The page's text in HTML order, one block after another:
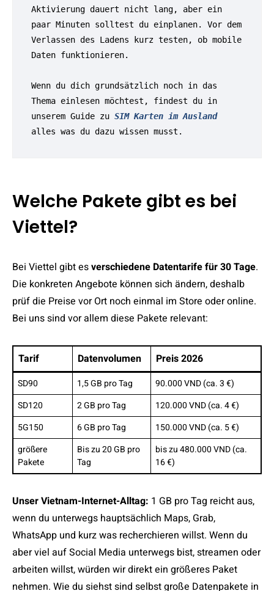
Aktivierung dauert nicht lang, aber ein
paar Minuten solltest du einplanen. Vor dem
Verlassen des Ladens kurz testen, ob mobile
Daten funktionieren.
Wenn du dich grundsätzlich noch in das
Thema einlesen möchtest, findest du in
unserem Guide zu SIM Karten im Ausland
alles was du dazu wissen musst.
Welche Pakete gibt es bei
Viettel?
Bei Viettel gibt esverschiedene Datentarife für 30 Tage.
Die konkreten Angebote können sich ändern, deshalb
prüf die Preise vor Ort noch einmal im Store oder online.
Bei uns sind vor allem diese Pakete relevant:
Tarif Datenvolumen Preis 2026
SD90 1,5 GB pro Tag
90.000 VND (ca. 3 €)
SD120
2 GB pro Tag
120.000 VND (ca. 4 €)
5G150
6 GB pro Tag
150.000 VND (ca. 5 €)
größere
Pakete
Bis zu 20 GB pro
Tag
bis zu 480.000 VND (ca.
16 €)
Unser Vietnam-Internet-Alltag: 1 GB pro Tag reicht aus,
wenn du unterwegs hauptsächlich Maps, Grab,
WhatsApp und kurz was recherchieren willst. Wenn du
aber viel auf Social Media unterwegs bist, streamen oder
arbeiten willst, würden wir direkt ein größeres Paket
nehmen. Wie du siehst sind selbst große Datenpakete in